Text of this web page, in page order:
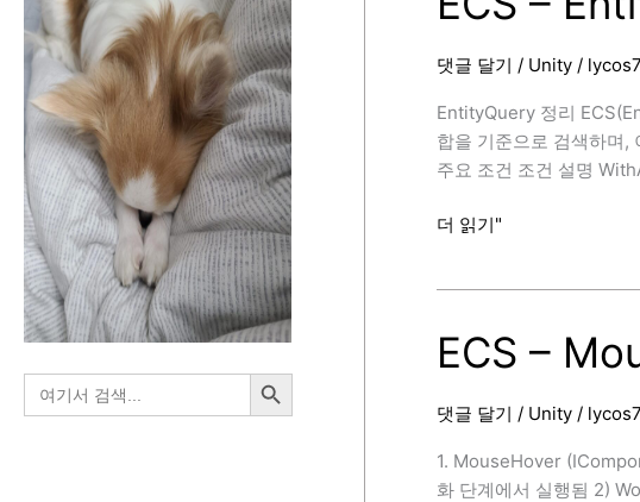
검
색:
검색 버튼
댓글 달기 / Unity/
EntityQuery 정리
합을 기준으로 검색하며,
주요 조건 조건 설명
ECS
리
더 읽기"
ECS –
댓글 달기 / Unity/
1. MouseHover
화 단계에서 실행됨 2)